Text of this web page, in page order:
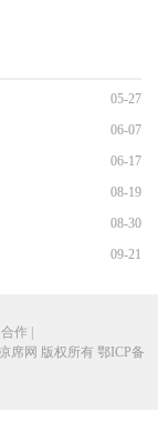
05-27
06-07
06-17
08-19
08-30
09-21
作 |
席网 版权所有 鄂ICP备